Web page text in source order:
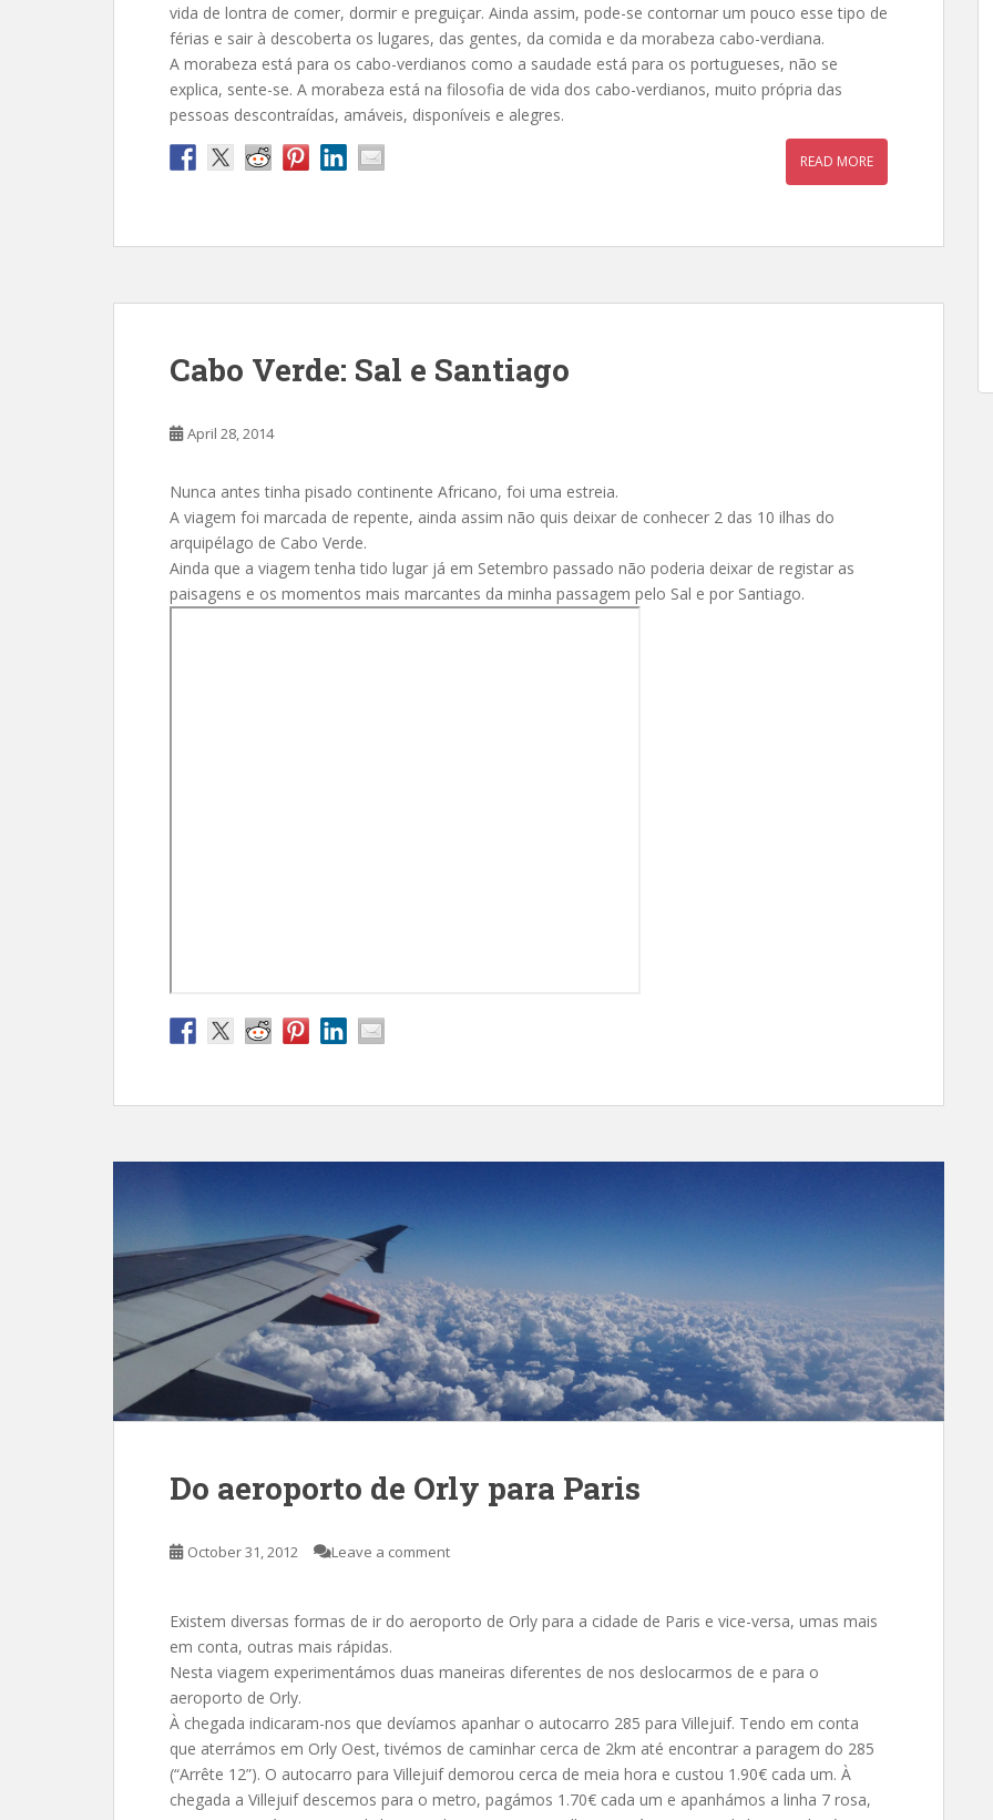
vida de lontra de comer, dormir e preguiçar. Ainda assim, pode-se contornar um pouco esse tipo de
férias e sair à descoberta os lugares, das gentes, da comida e da morabeza cabo-verdiana.
A morabeza está para os cabo-verdianos como a saudade está para os portugueses, não se
explica, sente-se. A morabeza está na filosofia de vida dos cabo-verdianos, muito própria das
pessoas descontraídas, amáveis, disponíveis e alegres.
READ MORE
Cabo Verde: Sal e Santiago
April 28, 2014
Nunca antes tinha pisado continente Africano, foi uma estreia.
A viagem foi marcada de repente, ainda assim não quis deixar de conhecer 2 das 10 ilhas do
arquipélago de Cabo Verde.
Ainda que a viagem tenha tido lugar já em Setembro passado não poderia deixar de registar as
paisagens e os momentos mais marcantes da minha passagem pelo Sal e por Santiago.
Do aeroporto de Orly para Paris
October 31, 2012 Leave a comment
Existem diversas formas de ir do aeroporto de Orly para a cidade de Paris e vice-versa, umas mais
em conta, outras mais rápidas.
Nesta viagem experimentámos duas maneiras diferentes de nos deslocarmos de e para o
aeroporto de Orly.
À chegada indicaram-nos que devíamos apanhar o autocarro 285 para Villejuif. Tendo em conta
que aterrámos em Orly Oest, tivémos de caminhar cerca de 2km até encontrar a paragem do 285
(“Arrête 12”). O autocarro para Villejuif demorou cerca de meia hora e custou 1.90€ cada um. À
chegada a Villejuif descemos para o metro, pagámos 1.70€ cada um e apanhámos a linha 7 rosa,